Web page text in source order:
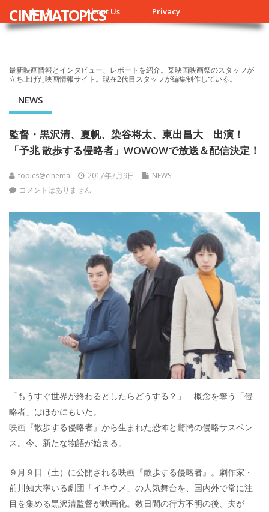
ホーム About Us Privacy
CINEMATOPICS
最新映画情報とインタビュー、レポートを紹介。某映画映画祭のスタッフが
立ち上げた映画情報サイト。現在2代目スタッフが編集制作している。
NEWS
監督・黒沢清、夏帆、染谷将太、東出昌大 出演！
「予兆 散歩する侵略者」WOWOWで放送＆配信決定！
topics@cinema 2017年7月9日
NEWS
コメントはありません
「もうすぐ世界が終わるとしたらどうする？」 概念を奪う「侵
略者」はほかにもいた。
映画『散歩する侵略者』から生まれた恐怖と驚愕の侵略サスペン
ス。今、新たな物語が始まる。
９月９日（土）に公開される映画『散歩する侵略者』。劇作家・
前川知大率いる劇団「イキウメ」の人気舞台を、国内外で常に注
目を集める黒沢清監督が映画化。数日間の行方不明の後、夫が